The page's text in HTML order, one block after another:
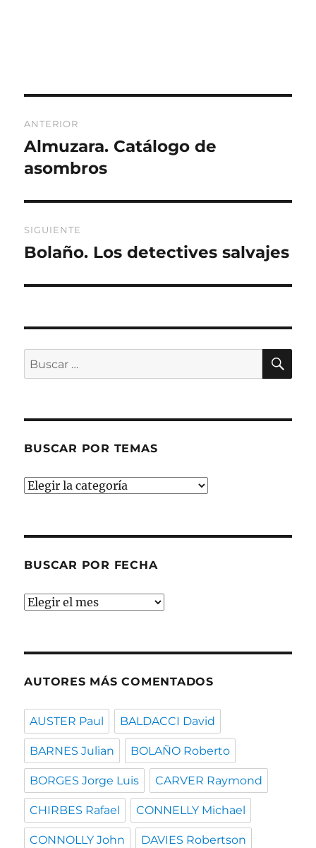
de
entradas
ANTERIOR
Entrada
anterior:
Almuzara. Catálogo de
asombros
SIGUIENTE
Entrada
Bolaño. Los detectives salvajes
Buscar
por:
BUSCAR POR TEMAS
Buscar
BUSCAR POR FECHA
Buscar
AUTORES MÁS COMENTADOS
AUSTER Paul BALDACCI David
BARNES Julian BOLAÑO Roberto
BORGES Jorge Luis CARVER Raymond
CHIRBES Rafael CONNELLY Michael
CONNOLLY John DAVIES Robertson